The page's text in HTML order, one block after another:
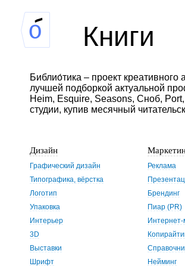
Книги
Библио́тика – проект
лучшей подборкой актуальной
Heim, Esquire, Seasons, Сноб,
студии, купив месячный
Дизайн
Графический дизайн
Типографика, вёрстка
Логотип
Упаковка
Интерьер
3D
Выставки
Шрифт
Реклама
Брендинг
Пиар (PR)
Интернет-
Нейминг